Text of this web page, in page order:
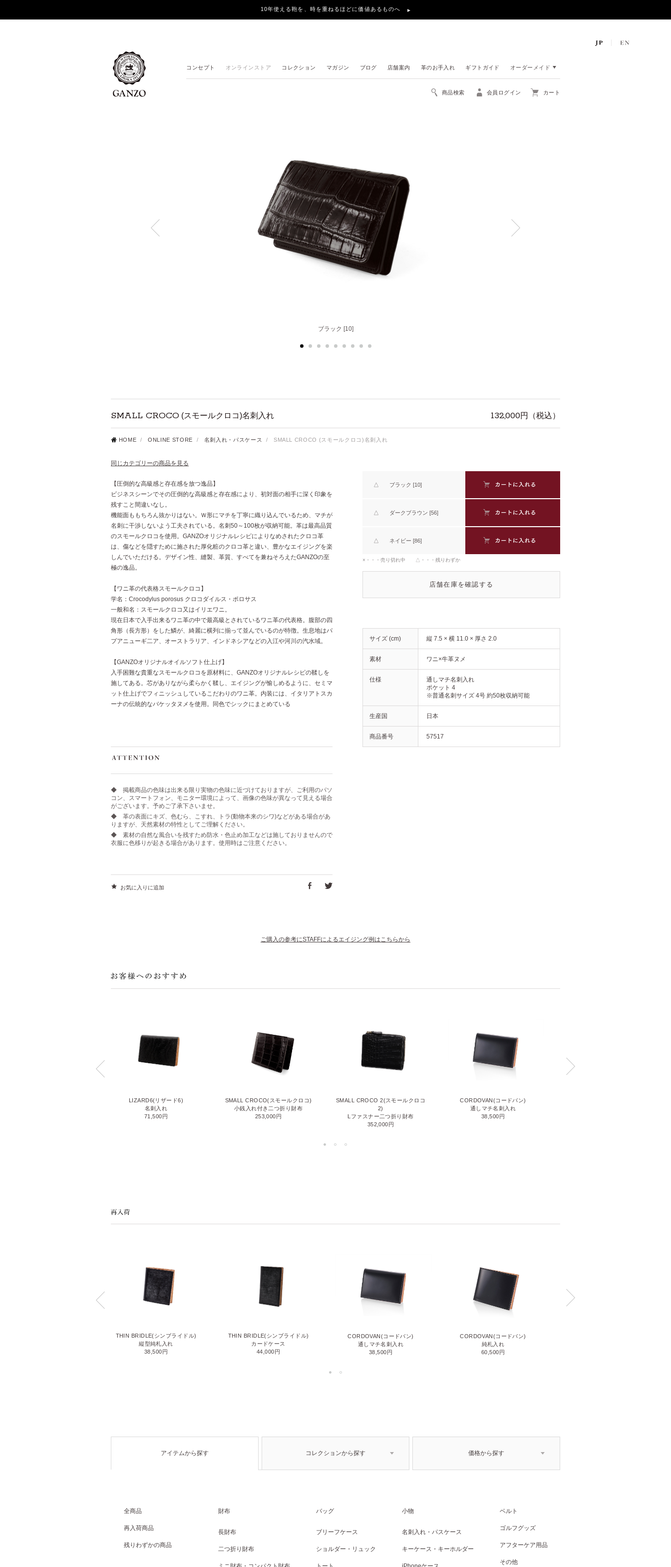
10年使える鞄を、時を重ねるほどに価値あるものへ
コンセプト オンラインストア コレクション マガジン ブログ 店舗案内 革のお手入れ ギフトガイド オーダーメイド
商品検索 会員ログイン カート
ブラック [10]
SMALL CROCO (スモールクロコ)名刺入れ 132,000円（税込）
HOME / ONLINE STORE / 名刺入れ・パスケース / SMALL CROCO (スモールクロコ)名刺入れ
同じカテゴリーの商品を見る
【圧倒的な高級感と存在感を放つ逸品】
ビジネスシーンでその圧倒的な高級感と存在感により、初対面の相手に深く印象を
残すこと間違いなし。
機能面ももちろん抜かりはない。Ｗ形にマチを丁寧に織り込んでいるため、マチが
名刺に干渉しないよう工夫されている。名刺50～100枚が収納可能。革は最高品質
のスモールクロコを使用。GANZOオリジナルレシピによりなめされたクロコ革
は、傷などを隠すために施された厚化粧のクロコ革と違い、豊かなエイジングを楽
しんでいただける。デザイン性、縫製、革質、すべてを兼ねそろえたGANZOの至
極の逸品。
【ワニ革の代表格スモールクロコ】
学名：Crocodylus porosus クロコダイルス・ポロサス
一般和名：スモールクロコ又はイリエワニ。
現在日本で入手出来るワニ革の中で最高級とされているワニ革の代表格。腹部の四
角形（長方形）をした鱗が、綺麗に横列に揃って並んでいるのが特徴。生息地はパ
プアニューギ二ア、オーストラリア、インドネシアなどの入江や河川の汽水域。
【GANZOオリジナルオイルソフト仕上げ】
入手困難な貴重なスモールクロコを原材料に、GANZOオリジナルレシピの鞣しを
施してある。芯がありながら柔らかく鞣し、エイジングが愉しめるように、セミマ
ット仕上げでフィニッシュしているこだわりのワニ革。内装には、イタリアトスカ
ーナの伝統的なバケッタヌメを使用。同色でシックにまとめている
◆ 掲載商品の色味は出来る限り実物の色味に近づけておりますが、ご利用のパソ
コン、スマートフォン、モニター環境によって、画像の色味が異なって見える場合
がございます。予めご了承下さいませ。
◆ 革の表面にキズ、色むら、こすれ、トラ(動物本来のシワ)などがある場合があ
りますが、天然素材の特性としてご理解ください。
◆ 素材の自然な風合いを残すため防水・色止め加工などは施しておりませんので
衣服に色移りが起きる場合があります。使用時はご注意ください。
お気に入りに追加
△ ブラック [10]
△ ダークブラウン [56]
△ ネイビー [86]
×・・・売り切れ中 △・・・残りわずか
店舗在庫を確認する
サイズ (cm) 縦 7.5 × 横 11.0 × 厚さ 2.0
素材 ワニ×牛革ヌメ
仕様
通しマチ名刺入れ
ポケット 4
※普通名刺サイズ 4号 約50枚収納可能
生産国 日本
商品番号 57517
ご購入の参考にSTAFFによるエイジング例はこちらから
LIZARD6(リザード6)
名刺入れ
71,500円
SMALL CROCO(スモールクロコ)
小銭入れ付き二つ折り財布
253,000円
SMALL CROCO 2(スモールクロコ
2)
Lファスナー二つ折り財布
352,000円
CORDOVAN(コードバン)
通しマチ名刺入れ
38,500円
THIN BRIDLE(シンブライドル)
縦型純札入れ
38,500円
THIN BRIDLE(シンブライドル)
カードケース
44,000円
CORDOVAN(コードバン)
通しマチ名刺入れ
38,500円
CORDOVAN(コードバン)
純札入れ
60,500円
アイテムから探す コレクションから探す 価格から探す
全商品
再入荷商品
残りわずかの商品
財布
長財布
二つ折り財布
バッグ
ブリーフケース
ショルダー・リュック
小物
名刺入れ・パスケース
キーケース・キーホルダー
ベルト
ゴルフグッズ
アフターケア用品
その他